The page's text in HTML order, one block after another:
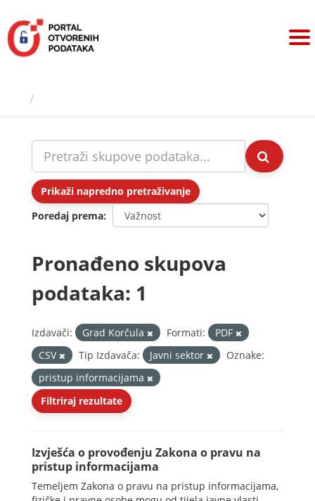
sadržaj
Prikaži napredno pretraživanje
Poredaj prema
Pronađeno skupova
podataka: 1
Izdavači: Grad Korčula Formati:
PDF
CSV
Tip Izdavača: Javni sektor
Oznake:
pristup informacijama
Filtriraj rezultate
Izvješća o provođenju Zakona o pravu na
pristup informacijama
Temeljem Zakona o pravu na pristup informacijama,